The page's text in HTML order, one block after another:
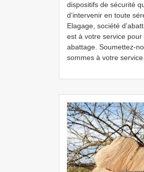
dispositifs de sécurité
d’intervenir en toute
Elagage, société
est à votre service
abattage. Soumettez-
sommes à votre service.